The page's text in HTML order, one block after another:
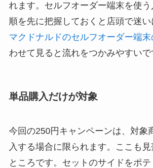
れます。セルフオーダー端末を使
順を先に把握しておくと店頭で迷い
マクドナルドのセルフオーダー端
わせて見ると流れをつかみやすいで
単品購入だけが対象
今回の250円キャンペーンは、対象
入する場合に限られます。ここも
ところです。セットのサイドをポ